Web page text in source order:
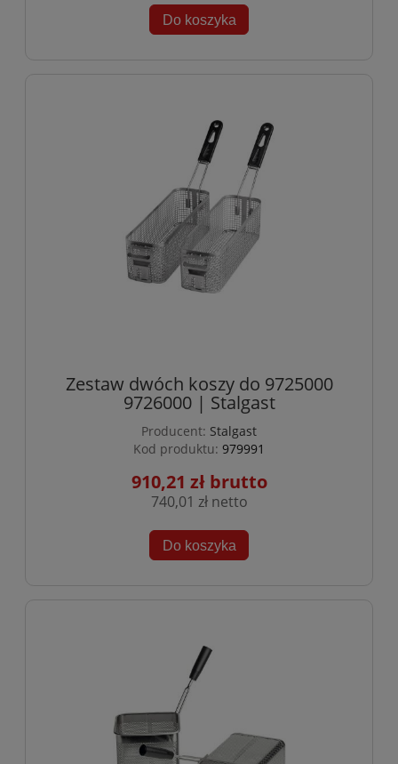
Do koszyka
Zestaw dwóch koszy do 9725000
9726000 | Stalgast
Producent: Stalgast
Kod produktu: 979991
910,21 zł
740,01 zł
Do koszyka